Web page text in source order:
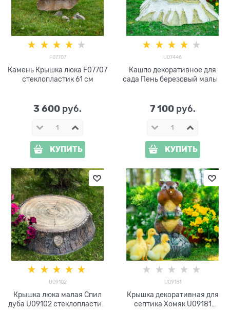
F07707
Камень Крышка люка F07707
стеклопластик 61 см
3 600 руб.
КУПИТЬ
U07446
Кашпо декоративное для
сада Пень березовый малый
7 100 руб.
КУПИТЬ
U09102
Крышка люка малая Спил
дуба U09102 стеклопластик,
U09181
Крышка декоративная для
септика Хомяк U09181